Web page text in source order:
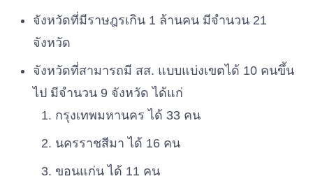
จังหวัดที่มีราษฎรเกิน 1 ล้านคน มีจำนวน 21
จังหวัด
จังหวัดที่สามารถมี สส. แบบแบ่งเขตได้ 10 คนขึ้น
ไป มีจำนวน 9 จังหวัด ได้แก่
กรุงเทพมหานคร ได้ 33 คน
นครราชสีมา ได้ 16 คน
ขอนแก่น ได้ 11 คน